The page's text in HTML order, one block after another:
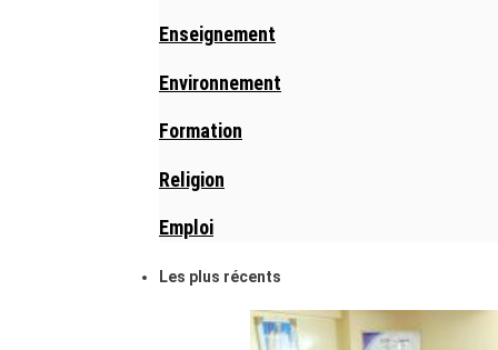
Enseignement
Environnement
Formation
Religion
Emploi
Les plus récents